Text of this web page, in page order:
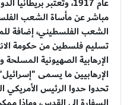
عام 1917، وتعتبر
مباشر عن مأساة الشعب
الشعب الفلسطيني، إضافة
تسليم فلسطين من حكومة
الإرهابية الصهيونية
الإرهابيين ما يسمى
تحدوا حدوا الرئيس الأمريكي